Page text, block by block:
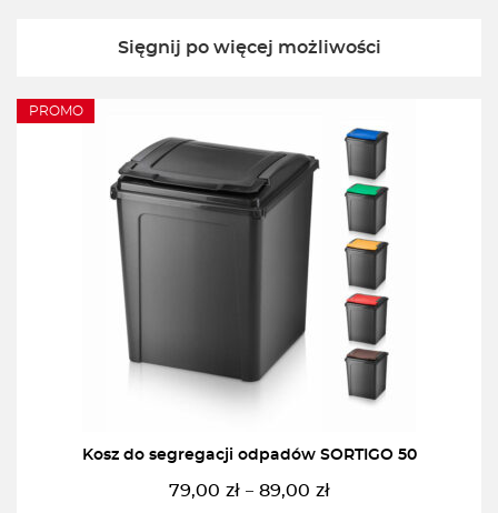
Sięgnij po więcej możliwości
PROMO
Kosz do segregacji odpadów SORTIGO 50
79,00 zł – 89,00 zł
Zakres